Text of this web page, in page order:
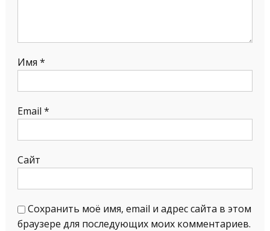
Имя *
Email *
Сайт
Сохранить моё имя, email и адрес сайта в этом
браузере для последующих моих комментариев.